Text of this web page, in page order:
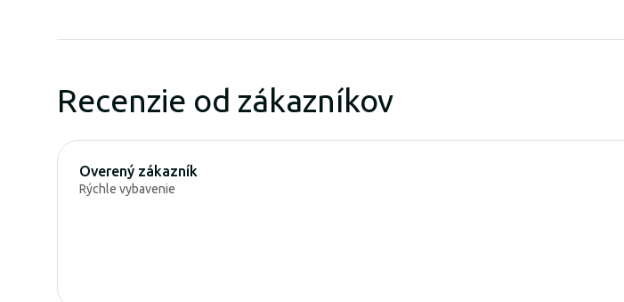
Recenzie od zákazníkov
Overený zákazník
Rýchle vybavenie